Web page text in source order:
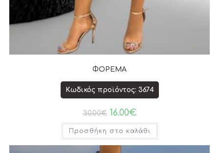
ΦΟΡΕΜΑ
Κωδικός προϊόντος: 3674
30.00€ 16.00€
Προσθήκη στο καλάθι